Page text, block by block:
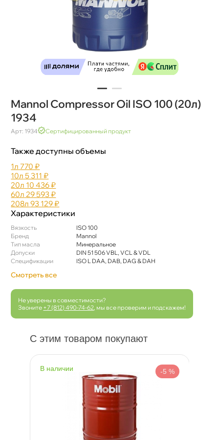
Mannol Compressor Oil ISO 100 (20л)
1934
Арт: 1934 Сертифицированный продукт
Также доступны объемы
1л 770 ₽
10л 5 311 ₽
20л 10 436 ₽
60л 29 593 ₽
208л 93 129 ₽
Характеристики
язкость
ISO 100
Бренд
Mannol
Тип масла
Минеральное
Допуски
DIN 51 506 VBL, VCL & VDL
Спецификации
ISO L DAA, DAB, DAG & DAH
Смотреть все
Не уверены в совместимости?
Звоните +7 (812) 490-74-62 , мы все проверим и подскажем!
С этим товаром покупают
наличии -5 %